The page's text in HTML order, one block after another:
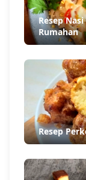
Resep
Rumahan
Resep